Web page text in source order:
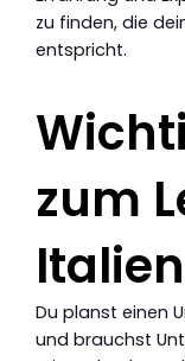
zu finden, die
entspricht.
zum
Italien
Du planst einen
und brauchst